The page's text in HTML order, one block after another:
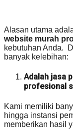
Alasan utama
website murah
kebutuhan Anda.
banyak kelebihan:
Adalah jasa
profesional
Kami memiliki
hingga instansi
memberikan hasil